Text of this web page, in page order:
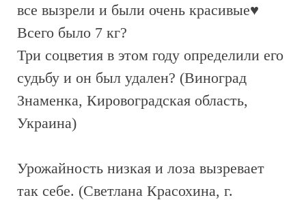
все вызрели и были очень красивые♥️
Всего было 7 кг?
Три соцветия в этом году определили его
судьбу и он был удален? (Виноград
Знаменка, Кировоградская область,
Украина)
Урожайность низкая и лоза вызревает
так себе. (Светлана Красохина, г.